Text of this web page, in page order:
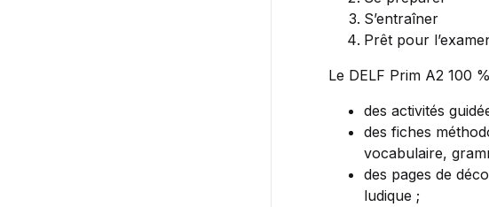
S’entraîner
Prêt pour
Le DELF Prim A2 100
des activités
des fiches
vocabulaire,
des pages de
ludique ;